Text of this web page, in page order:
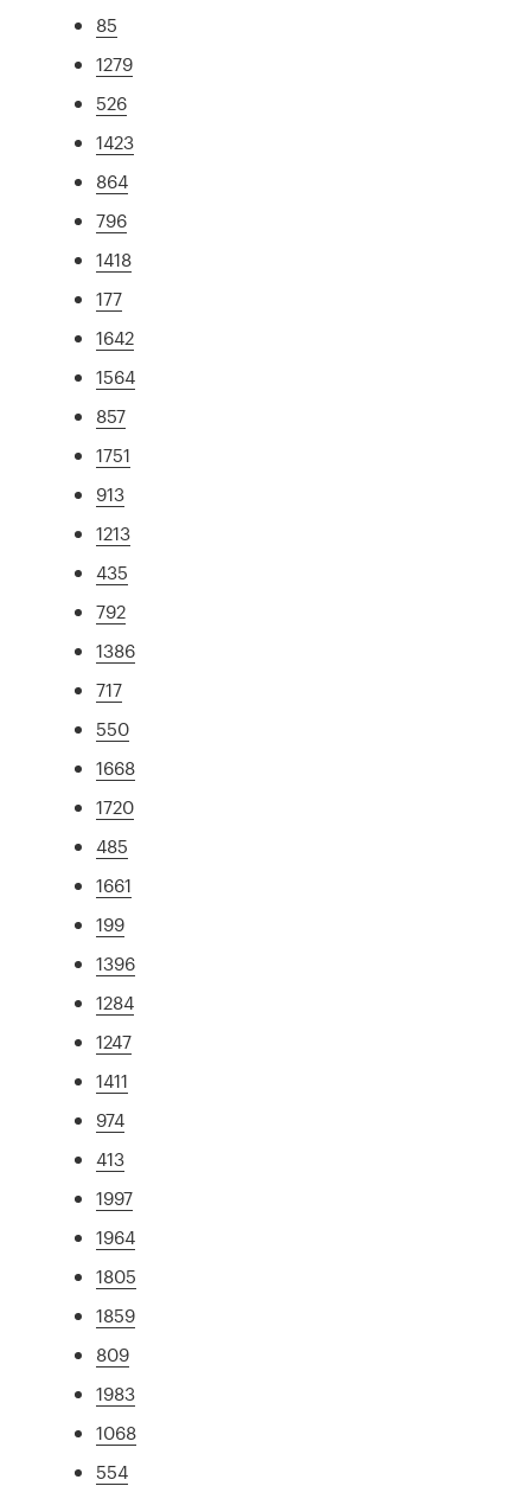
85
1279
526
1423
864
796
1418
177
1642
1564
857
1751
913
1213
435
792
1386
717
550
1668
1720
485
1661
199
1396
1284
1247
1411
974
413
1997
1964
1805
1859
809
1983
1068
554